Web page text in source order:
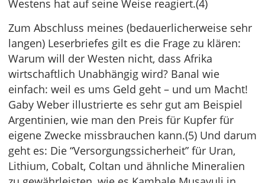
Westens hat auf seine Weise reagiert.(4)
Zum Abschluss meines (bedauerlicherweise sehr
langen) Leserbriefes gilt es die Frage zu klären:
Warum will der Westen nicht, dass Afrika
wirtschaftlich Unabhängig wird? Banal wie
einfach: weil es ums Geld geht – und um Macht!
Gaby Weber illustrierte es sehr gut am Beispiel
Argentinien, wie man den Preis für Kupfer für
eigene Zwecke missbrauchen kann.(5) Und darum
geht es: Die “Versorgungssicherheit” für Uran,
Lithium, Cobalt, Coltan und ähnliche Mineralien